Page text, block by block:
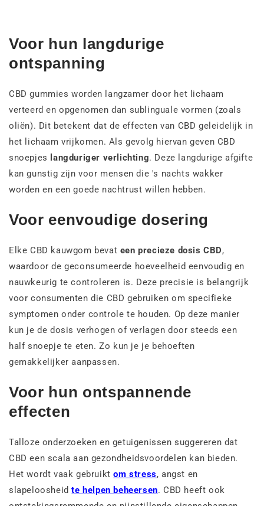
Voor hun langdurige
ontspanning
CBD gummies worden langzamer door het lichaam
verteerd en opgenomen dan sublinguale vormen (zoals
oliën). Dit betekent dat de effecten van CBD geleidelijk in
het lichaam vrijkomen. Als gevolg hiervan geven CBD
snoepjes
langduriger verlichting. Deze langdurige afgifte
kan gunstig zijn voor mensen die 's nachts wakker
worden en een goede nachtrust willen hebben.
Voor eenvoudige dosering
Elke CBD kauwgom bevat een precieze dosis CBD,
waardoor de geconsumeerde hoeveelheid eenvoudig en
nauwkeurig te controleren is. Deze precisie is belangrijk
voor consumenten die CBD gebruiken om specifieke
symptomen onder controle te houden. Op deze manier
kun je de dosis verhogen of verlagen door steeds een
half snoepje te eten. Zo kun je je behoeften
gemakkelijker aanpassen.
Voor hun ontspannende
effecten
Talloze onderzoeken en getuigenissen suggereren dat
CBD een scala aan gezondheidsvoordelen kan bieden.
Het wordt vaak gebruiktom stress, angst en
slapeloosheidte helpen beheersen. CBD heeft ook